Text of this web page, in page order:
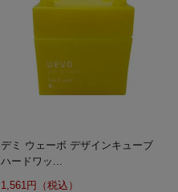
デミ ウェーボ デザインキューブ
ハードワッ...
1,561円（税込）